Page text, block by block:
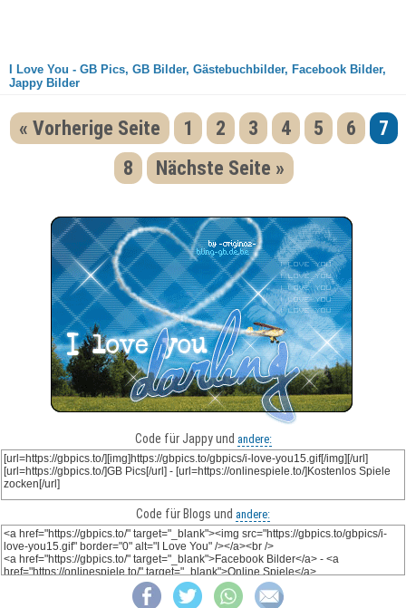
I Love You - GB Pics, GB Bilder, Gästebuchbilder, Facebook Bilder,
Jappy Bilder
« Vorherige Seite 1 2 3 4 5 6
7
8
Nächste Seite »
Code für Jappy und andere:
Code für Blogs und andere: